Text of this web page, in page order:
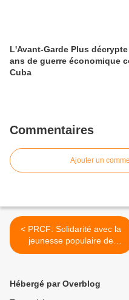
L'Avant-Garde Plus
ans de guerre économique
Cuba
Commentaires
Ajouter un
< PRCF: Solidarité avec la
jeunesse populaire de
Ouagadougou et du
Hébergé par Overblog